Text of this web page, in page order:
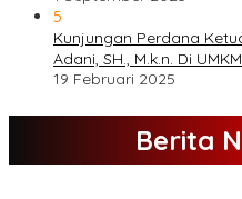
5
Kunjungan Perdana
Adani, SH., M.k.n. Di
19 Februari 2025
Berita